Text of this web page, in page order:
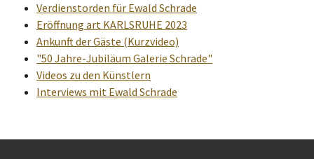
Verdienstorden für Ewald Schrade
Eröffnung art KARLSRUHE 2023
Ankunft der Gäste (Kurzvideo)
"50 Jahre-Jubiläum Galerie Schrade"
Videos zu den Künstlern
Interviews mit Ewald Schrade